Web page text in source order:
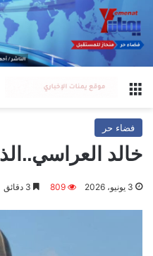
القائمة
فضاء حر
خالد
3 يونيو، 2026 809